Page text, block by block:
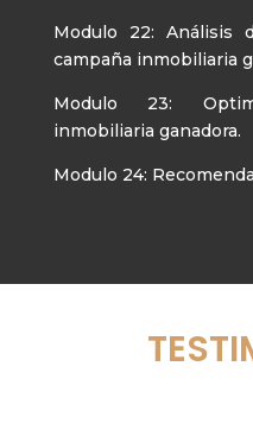
Modulo 22: Análisis
campaña inmobiliaria
Modulo 23:
inmobiliaria ganadora.
Modulo 24: